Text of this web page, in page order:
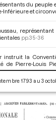
du peuple
Inférieure et
pp.35-36
instruit la
de Pierre-Louis
public de la ville de
du Temple
1793 au 3